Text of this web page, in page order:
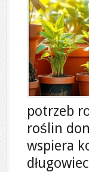
potrzeb
roślin
wspiera